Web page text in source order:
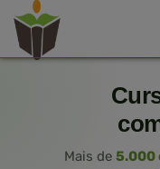
Mais de 5.000